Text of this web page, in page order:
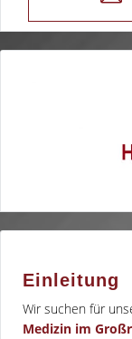
Einleitung
Wir suchen für
Medizin im